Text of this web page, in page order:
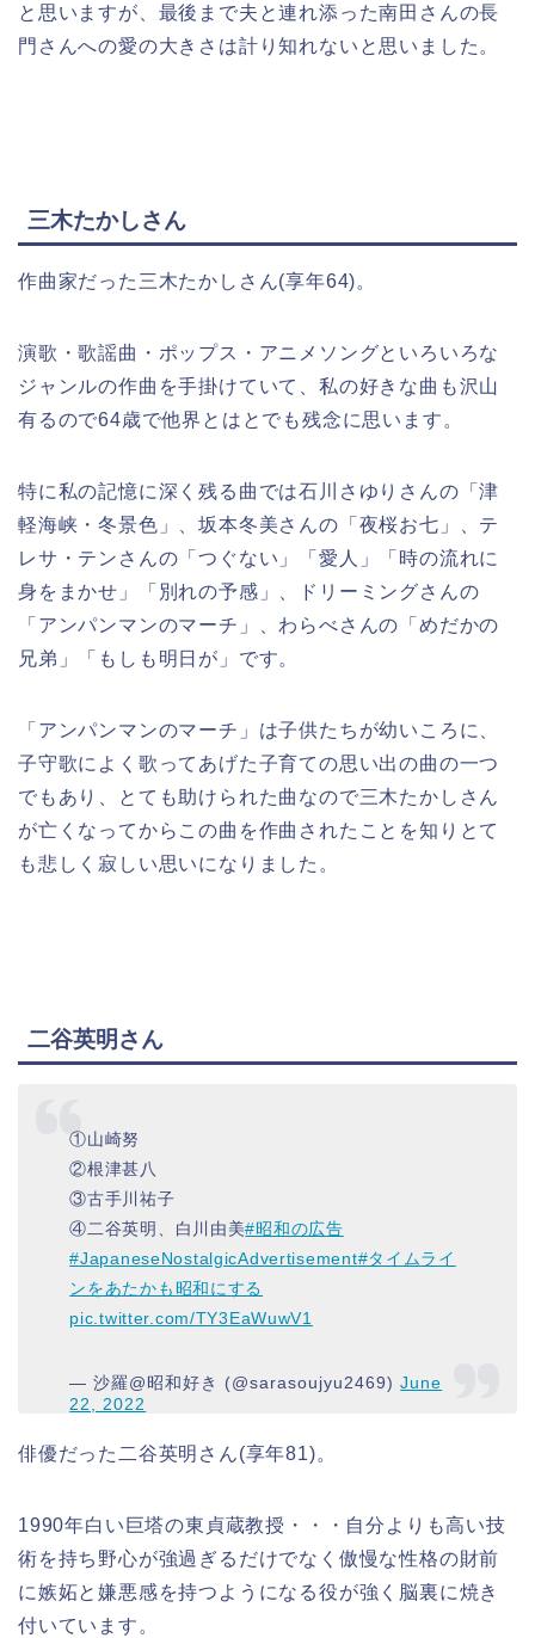
と思いますが、最後まで夫と連れ添った南田さんの長
門さんへの愛の大きさは計り知れないと思いました。
三木たかしさん
作曲家だった三木たかしさん(享年64)。
演歌・歌謡曲・ポップス・アニメソングといろいろな
ジャンルの作曲を手掛けていて、私の好きな曲も沢山
有るので64歳で他界とはとでも残念に思います。
特に私の記憶に深く残る曲では石川さゆりさんの「津
軽海峡・冬景色」、坂本冬美さんの「夜桜お七」、テ
レサ・テンさんの「つぐない」「愛人」「時の流れに
身をまかせ」「別れの予感」、ドリーミングさんの
「アンパンマンのマーチ」、わらべさんの「めだかの
兄弟」「もしも明日が」です。
「アンパンマンのマーチ」は子供たちが幼いころに、
子守歌によく歌ってあげた子育ての思い出の曲の一つ
でもあり、とても助けられた曲なので三木たかしさん
が亡くなってからこの曲を作曲されたことを知りとて
も悲しく寂しい思いになりました。
二谷英明さん
①山崎努
②根津甚八
③古手川祐子
④二谷英明、白川由美#昭和の広告
#JapaneseNostalgicAdvertisement#タイムライ
ンをあたかも昭和にする
pic.twitter.com/TY3EaWuwV1
— 沙羅@昭和好き (@sarasoujyu2469)June
22, 2022
俳優だった二谷英明さん(享年81)。
1990年白い巨塔の東貞蔵教授・・・自分よりも高い技
術を持ち野心が強過ぎるだけでなく傲慢な性格の財前
に嫉妬と嫌悪感を持つようになる役が強く脳裏に焼き
付いています。